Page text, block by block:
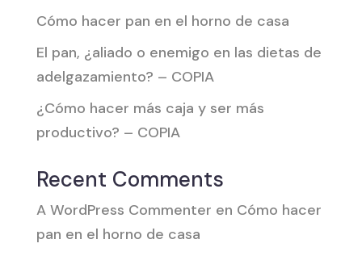
Cómo hacer pan en el horno de casa
El pan, ¿aliado o enemigo en las dietas de
adelgazamiento? – COPIA
¿Cómo hacer más caja y ser más
productivo? – COPIA
Recent Comments
A WordPress Commenter en Cómo hacer
pan en el horno de casa